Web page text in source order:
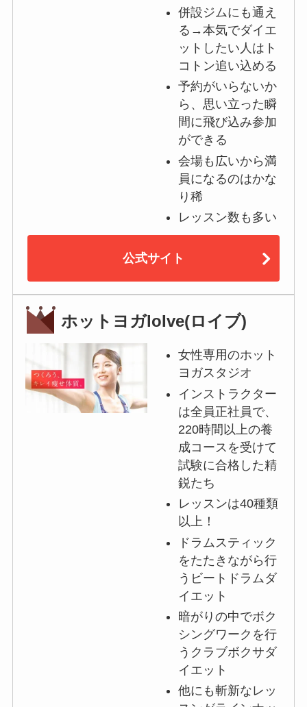
併設ジムにも通え
る→本気でダイエ
ットしたい人はト
コトン追い込める
予約がいらないか
ら、思い立った瞬
間に飛び込み参加
ができる
会場も広いから満
員になるのはかな
り稀
レッスン数も多い
公式サイト
ホットヨガloIve(ロイブ)
女性専用のホット
ヨガスタジオ
インストラクター
は全員正社員で、
220時間以上の養
成コースを受けて
試験に合格した精
鋭たち
レッスンは40種類
以上！
ドラムスティック
をたたきながら行
うビートドラムダ
イエット
暗がりの中でボク
シングワークを行
うクラブボクサダ
イエット
他にも斬新なレッ